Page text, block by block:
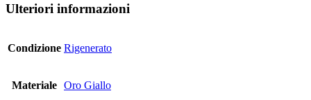
Ulteriori informazioni
Condizione Rigenerato
Materiale Oro Giallo